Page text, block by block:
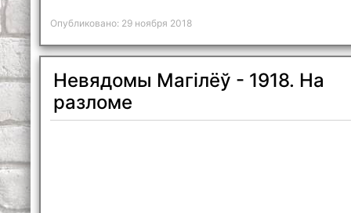
Опубликовано: 29 ноября 2018
Невядомы Магілёў - 1918. На
разломе